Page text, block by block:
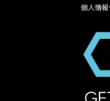
個人情